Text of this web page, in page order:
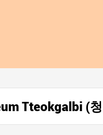
Tteokgalbi (